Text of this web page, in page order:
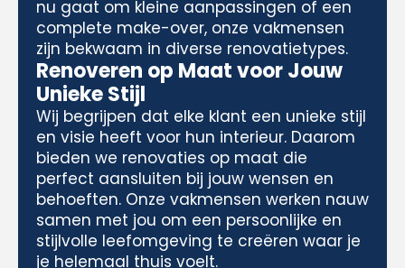
nu gaat om kleine aanpassingen of een
complete make-over, onze vakmensen
zijn bekwaam in diverse renovatietypes.
Renoveren op Maat voor Jouw
Unieke Stijl
Wij begrijpen dat elke klant een unieke stijl
en visie heeft voor hun interieur. Daarom
bieden we renovaties op maat die
perfect aansluiten bij jouw wensen en
behoeften. Onze vakmensen werken nauw
samen met jou om een persoonlijke en
stijlvolle leefomgeving te creëren waar je
je helemaal thuis voelt.